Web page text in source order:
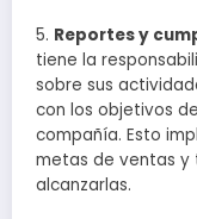
5. Reportes y
tiene la
sobre sus
con los objetivos
compañía. Esto
metas de ventas
alcanzarlas.